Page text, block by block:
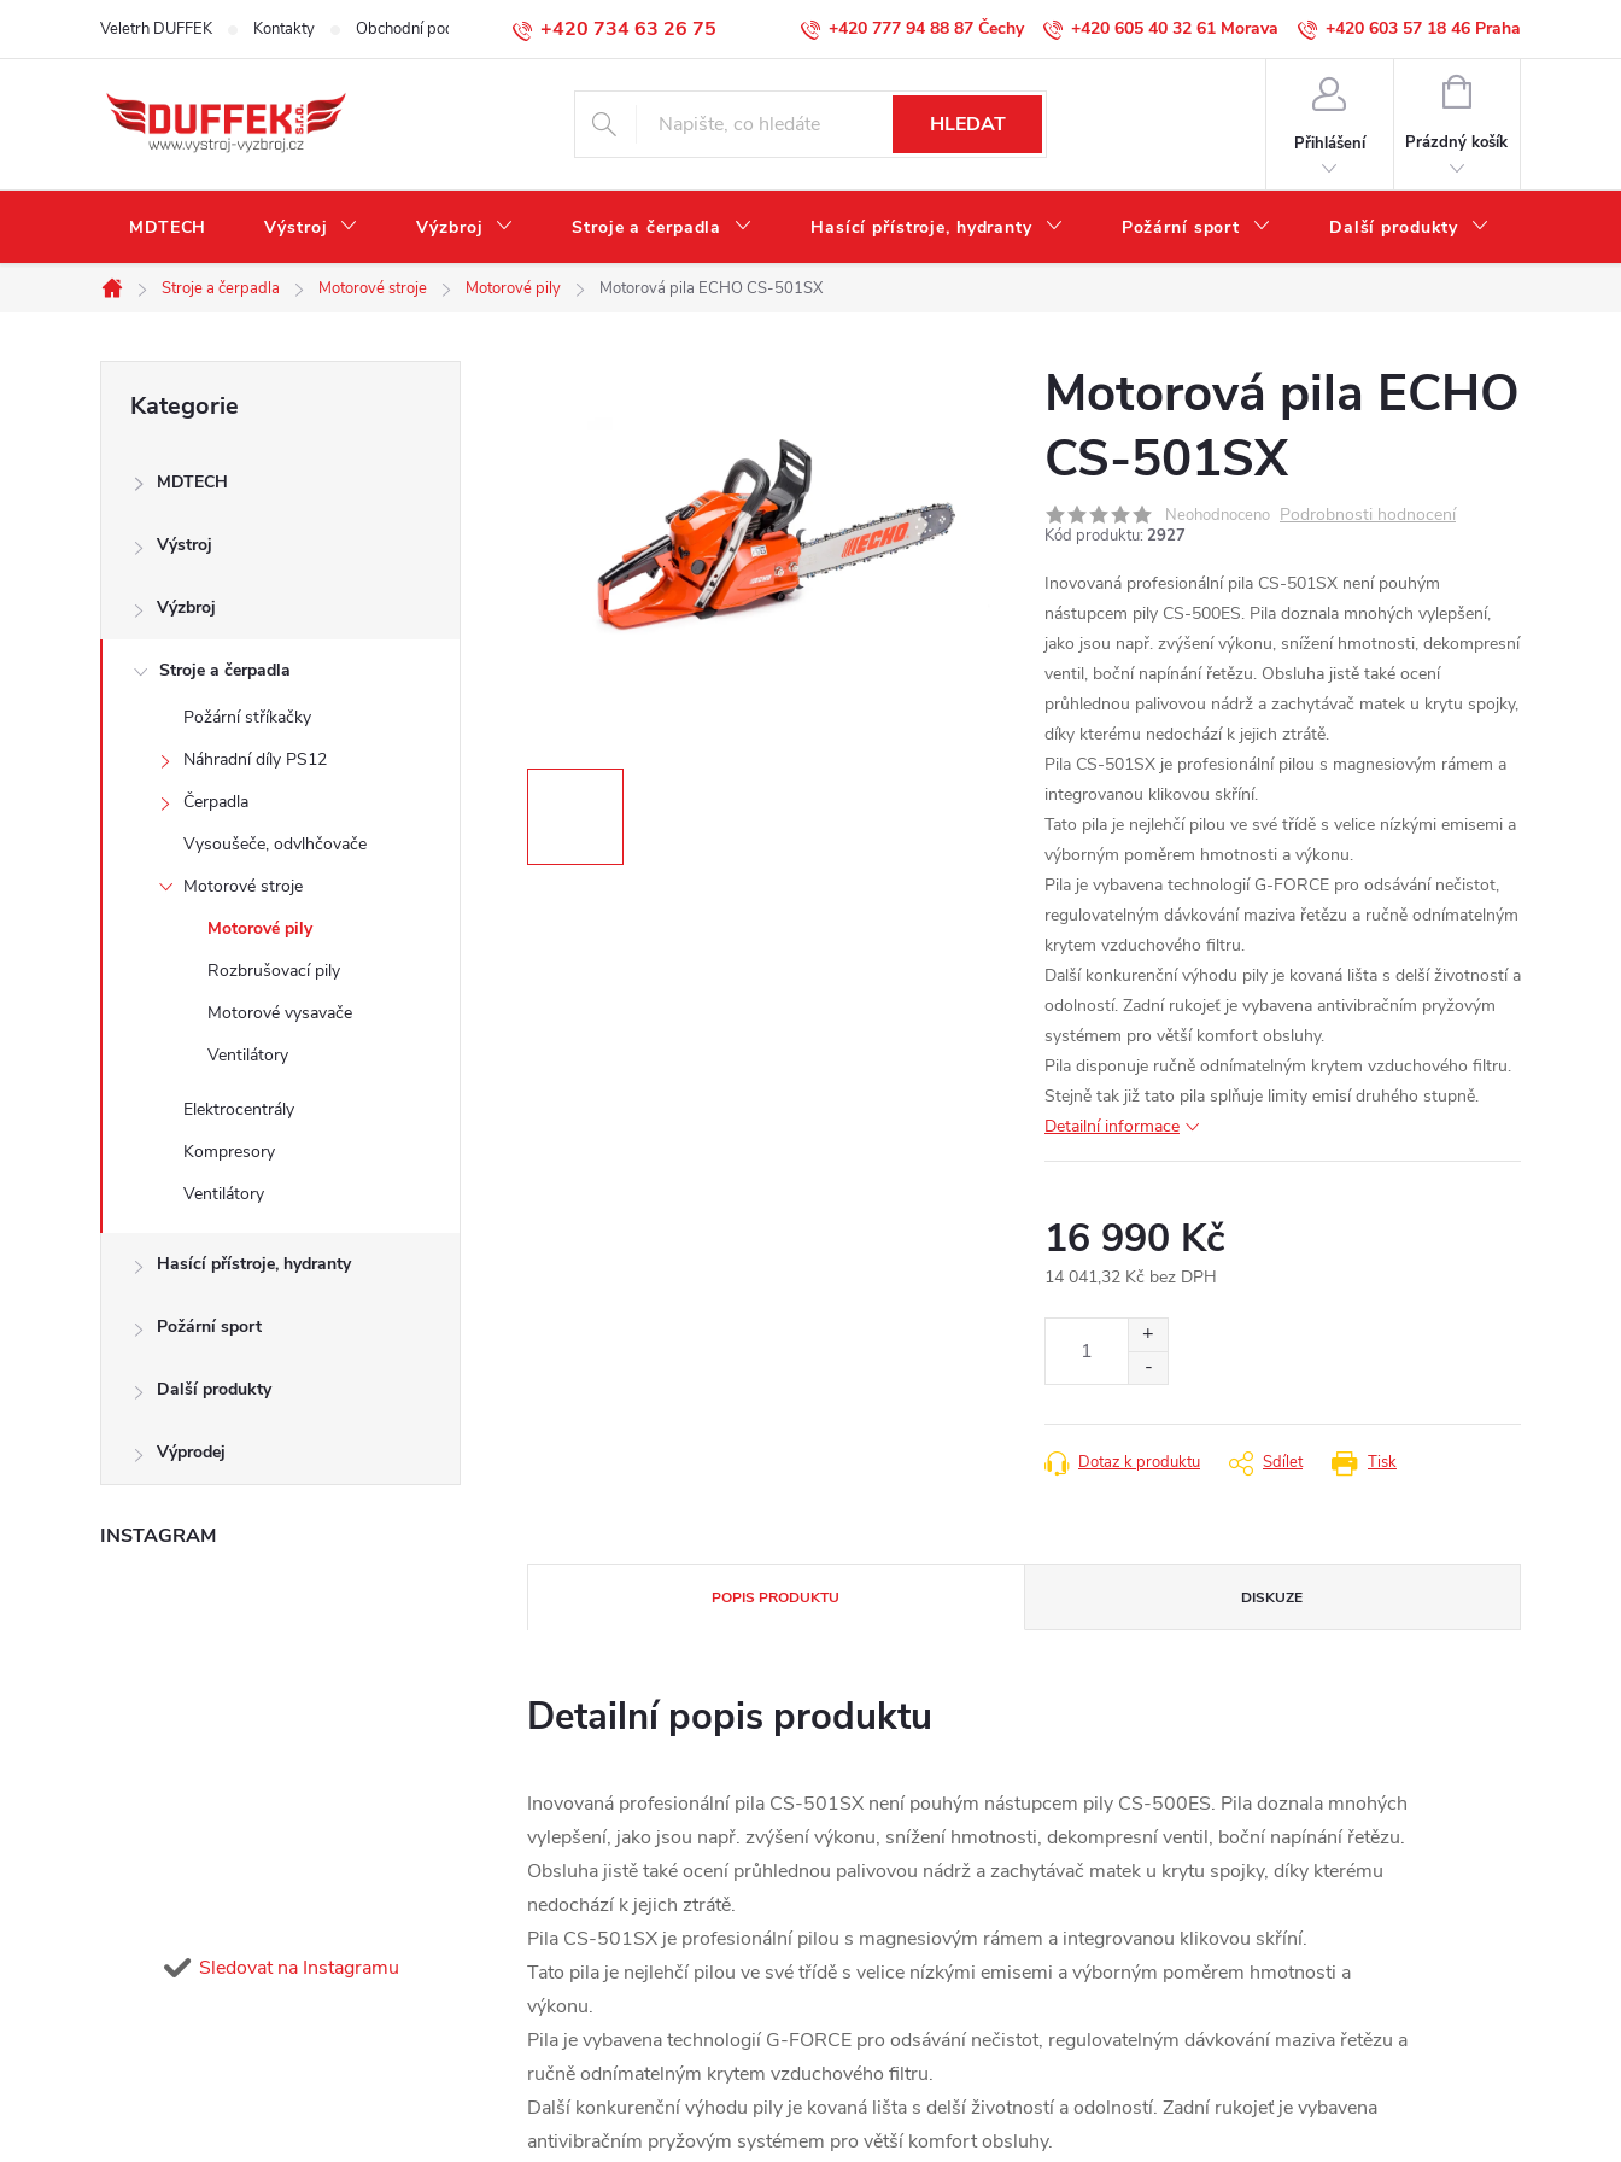
+420 734 63 26 75
Veletrh DUFFEK Kontakty Obchodní podmínky Podmínky ochrany osobních údajů +420 777 94 88 87 +420 605 40 32 61 +420 603 57 18 46
HLEDAT
Přihlášení
NÁKUPNÍ
Prázdný košík
MDTECH Výstroj Výzbroj Stroje a čerpadla Hasící přístroje, hydranty Požární sport Další produkty
Domů
Stroje a čerpadla Motorové stroje Motorové pily Motorová pila ECHO CS-501SX
r
kategorie
Kategorie
MDTECH
Výstroj
Výzbroj
Stroje a čerpadla
Požární stříkačky
Náhradní díly PS12
Čerpadla
Vysoušeče, odvlhčovače
Motorové stroje
Motorové pily
Rozbrušovací pily
Motorové vysavače
Ventilátory
Elektrocentrály
Kompresory
Ventilátory
Hasící přístroje, hydranty
Požární sport
Další produkty
Výprodej
INSTAGRAM
Sledovat na Instagramu
Motorová pila ECHO
CS-501SX
Neohodnoceno Podrobnosti hodnocení
Kód produktu: 2927
Inovovaná profesionální pila CS-501SX není pouhým
nástupcem pily CS-500ES. Pila doznala mnohých vylepšení,
jako jsou např. zvýšení výkonu, snížení hmotnosti, dekompresní
ventil, boční napínání řetězu. Obsluha jistě také ocení
průhlednou palivovou nádrž a zachytávač matek u krytu spojky,
díky kterému nedochází k jejich ztrátě.
Pila CS-501SX je profesionální pilou s magnesiovým rámem a
integrovanou klikovou skříní.
Tato pila je nejlehčí pilou ve své třídě s velice nízkými emisemi a
výborným poměrem hmotnosti a výkonu.
Pila je vybavena technologií G-FORCE pro odsávání nečistot,
regulovatelným dávkování maziva řetězu a ručně odnímatelným
krytem vzduchového filtru.
Další konkurenční výhodu pily je kovaná lišta s delší životností a
odolností. Zadní rukojeť je vybavena antivibračním pryžovým
systémem pro větší komfort obsluhy.
Pila disponuje ručně odnímatelným krytem vzduchového filtru.
Stejně tak již tato pila splňuje limity emisí druhého stupně.
Detailní informace
16 990 Kč
14 041,32 Kč bez DPH
Tisk
Dotaz k produktu Sdílet
POPIS PRODUKTU DISKUZE
Detailní popis produktu
Inovovaná profesionální pila CS-501SX není pouhým nástupcem pily CS-500ES. Pila doznala mnohých
vylepšení, jako jsou např. zvýšení výkonu, snížení hmotnosti, dekompresní ventil, boční napínání řetězu.
Obsluha jistě také ocení průhlednou palivovou nádrž a zachytávač matek u krytu spojky, díky kterému
nedochází k jejich ztrátě.
Pila CS-501SX je profesionální pilou s magnesiovým rámem a integrovanou klikovou skříní.
Tato pila je nejlehčí pilou ve své třídě s velice nízkými emisemi a výborným poměrem hmotnosti a
výkonu.
Pila je vybavena technologií G-FORCE pro odsávání nečistot, regulovatelným dávkování maziva řetězu a
ručně odnímatelným krytem vzduchového filtru.
Další konkurenční výhodu pily je kovaná lišta s delší životností a odolností. Zadní rukojeť je vybavena
antivibračním pryžovým systémem pro větší komfort obsluhy.